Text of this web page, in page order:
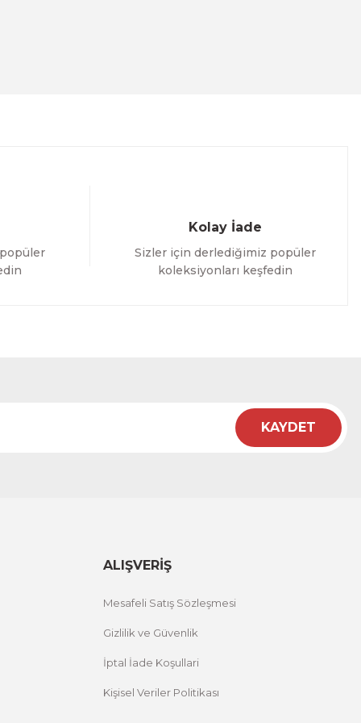
Kolay İade
Sizler için derlediğimiz popüler
koleksiyonları keşfedin
KAYDET
ALIŞVERİŞ
Mesafeli Satış Sözleşmesi
Gizlilik ve Güvenlik
İptal İade Koşullari
Kişisel Veriler Politikası